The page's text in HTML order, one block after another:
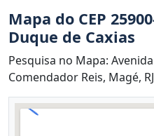
Mapa do CEP
Duque de Caxias
Pesquisa no Mapa:
Comendador Reis, Magé,